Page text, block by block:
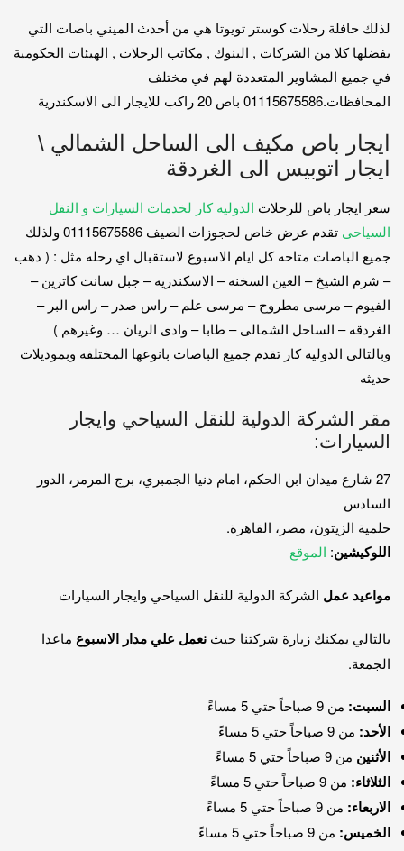
لذلك حافلة رحلات كوستر تويوتا هي من أحدث الميني باصات التي
يفضلها كلا من الشركات , البنوك , مكاتب الرحلات , الهيئات الحكومية
في جميع المشاوير المتعددة لهم في مختلف
المحافظات.01115675586 باص 20 راكب للايجار الى الاسكندرية
ايجار باص مكيف الى الساحل الشمالي \
ايجار اتوبيس الى الغردقة
سعر ايجار باص للرحلات الدوليه كار لخدمات السيارات و النقل
السياحى
تقدم عرض خاص لحجوزات الصيف 01115675586 ولذلك
جميع الباصات متاحه كل ايام الاسبوع لاستقبال اي رحله مثل : ( دهب
– شرم الشيخ – العين السخنه – الاسكندريه – جبل سانت كاترين –
الفيوم – مرسى مطروح – مرسى علم – راس صدر – راس البر –
الغردقه – الساحل الشمالى – طابا – وادى الريان … وغيرهم )
وبالتالى الدوليه كار تقدم جميع الباصات بانوعها المختلفه وبموديلات
حديثه
مقر الشركة الدولية للنقل السياحي وايجار
السيارات:
27 شارع ميدان ابن الحكم، امام دنيا الجمبري، برج المرمر، الدور
السادس
حلمية الزيتون، مصر، القاهرة.
اللوكيشين: الموقع
مواعيد عمل الشركة الدولية للنقل السياحي وايجار السيارات
بالتالي يمكنك زيارة شركتنا حيث نعمل علي مدار الاسبوع ماعدا
الجمعة.
السبت: من 9 صباحاً حتي 5 مساءً
الأحد: من 9 صباحاً حتي 5 مساءً
الأثنين من 9 صباحاً حتي 5 مساءً
الثلاثاء: من 9 صباحاً حتي 5 مساءً
الاربعاء: من 9 صباحاً حتي 5 مساءً
الخميس: من 9 صباحاً حتي 5 مساءً